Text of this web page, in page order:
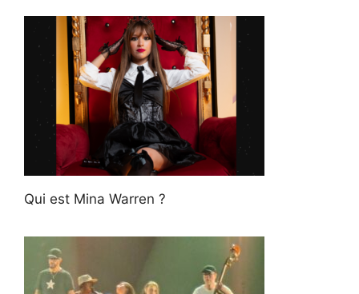
Qui est Mina Warren ?